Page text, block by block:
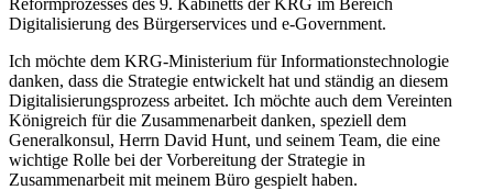
Digitalisierung des Bürgerservices und e-Government.
Ich möchte dem KRG-Ministerium für Informationstechnologie
danken, dass die Strategie entwickelt hat und ständig an diesem
Digitalisierungsprozess arbeitet. Ich möchte auch dem Vereinten
Königreich für die Zusammenarbeit danken, speziell dem
Generalkonsul, Herrn David Hunt, und seinem Team, die eine
wichtige Rolle bei der Vorbereitung der Strategie in
Zusammenarbeit mit meinem Büro gespielt haben.